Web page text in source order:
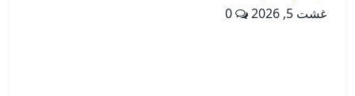
غشت 5, 2026 0